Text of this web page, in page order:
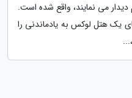
می نمایند، واقع شده است.
یک هتل لوکس به یادماندنی را